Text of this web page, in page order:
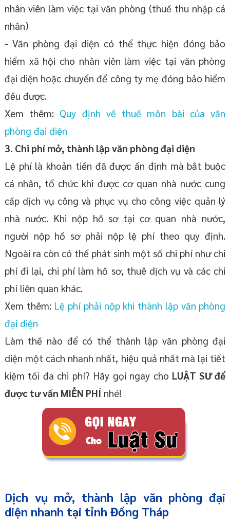
nhân viên làm việc tại văn phòng (thuế thu nhập cá
nhân)
- Văn phòng đại diện có thể thực hiện đóng bảo
hiểm xã hội cho nhân viên làm việc tại văn phòng
đại diện hoặc chuyển để công ty mẹ đóng bảo hiểm
đều được.
Xem thêm: Quy định về thuế môn bài của văn
phòng đại diện
3. Chi phí mở, thành lập văn phòng đại diện
Lệ phí là khoản tiền đã được ấn định mà bắt buộc
cá nhân, tổ chức khi được cơ quan nhà nước cung
cấp dịch vụ công và phục vụ cho công việc quản lý
nhà nước. Khi nộp hồ sơ tại cơ quan nhà nước,
người nộp hồ sơ phải nộp lệ phí theo quy định.
Ngoài ra còn có thể phát sinh một số chi phí như chi
phí đi lại, chi phí làm hồ sơ, thuê dịch vụ và các chi
phí liên quan khác.
Xem thêm: Lệ phí phải nộp khi thành lập văn phòng
đại diện
Làm thế nào để có thể thành lập văn phòng đại
diện một cách nhanh nhất, hiệu quả nhất mà lại tiết
kiệm tối đa chi phí? Hãy gọi ngay cho LUẬT SƯ để
được tư vấn MIỄN PHÍnhé!
Dịch vụ mở, thành lập văn phòng đại
diện nhanh tại tỉnh Đồng Tháp